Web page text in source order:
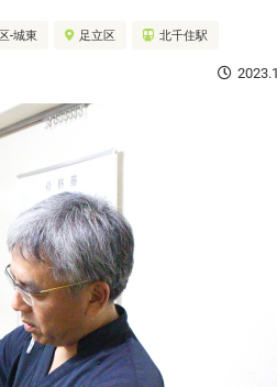
-城東 足立区 北千住駅